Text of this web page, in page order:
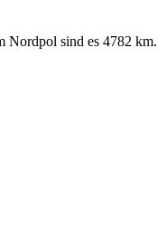
Nordpol sind es 4782 km.